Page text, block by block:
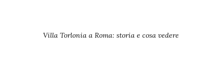
Villa Torlonia a Roma: storia e cosa vedere